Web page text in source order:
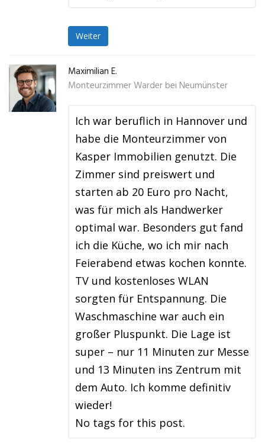
Weiter
Maximilian E.
Monteurzimmer Warder bei Neumünster
Ich war beruflich in Hannover und
habe die Monteurzimmer von
Kasper Immobilien genutzt. Die
Zimmer sind preiswert und
starten ab 20 Euro pro Nacht,
was für mich als Handwerker
optimal war. Besonders gut fand
ich die Küche, wo ich mir nach
Feierabend etwas kochen konnte.
TV und kostenloses WLAN
sorgten für Entspannung. Die
Waschmaschine war auch ein
großer Pluspunkt. Die Lage ist
super – nur 11 Minuten zur Messe
und 13 Minuten ins Zentrum mit
dem Auto. Ich komme definitiv
wieder!
No tags for this post.